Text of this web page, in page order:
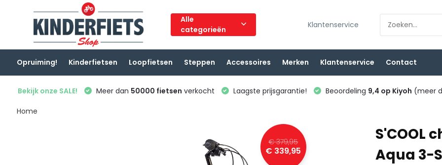
Alle
categorieën
Klantenservice
Opruiming! Kinderfietsen Loopfietsen Steppen Accessoires Merken Klantenservice Contact
Bekijk onze SALE! Meer dan 50000 fietsen verkocht Laagste prijsgarantie! Beoordeling 9,4 op Kiyoh (meer
Home
€ 379,95
€ 339,95
S'COOL
Aqua 3-